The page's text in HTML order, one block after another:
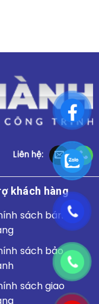
Liên hệ:
khách hàng
sách bán
sách bảo
sách giao